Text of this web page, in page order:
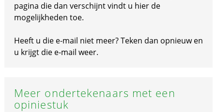
pagina die dan verschijnt vindt u hier de
mogelijkheden toe.
Heeft u die e-mail niet meer? Teken dan opnieuw en
u krijgt die e-mail weer.
Meer ondertekenaars met een
opiniestuk